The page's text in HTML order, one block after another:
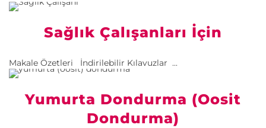
Sağlık Çalışanları İçin
Makale Özetleri İndirilebilir Kılavuzlar ...
Yumurta Dondurma (Oosit
Dondurma)